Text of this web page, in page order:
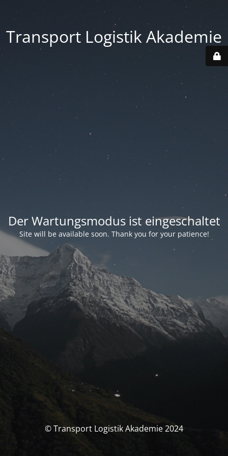
Transport Logistik Akademie
Der Wartungsmodus ist eingeschaltet
Site will be available soon. Thank you for your patience!
© Transport Logistik Akademie 2024